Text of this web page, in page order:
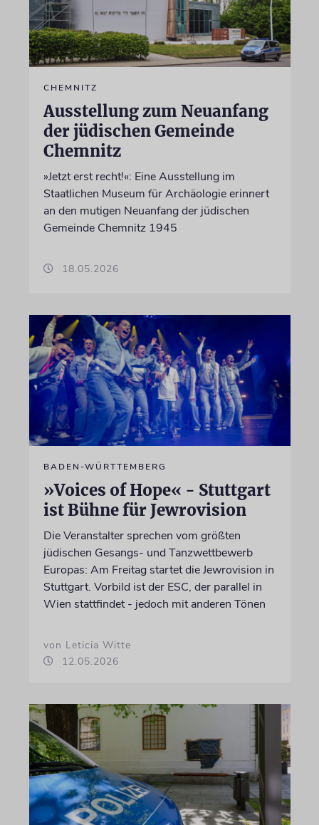
CHEMNITZ
Ausstellung zum Neuanfang
der jüdischen Gemeinde
Chemnitz
»Jetzt erst recht!«: Eine Ausstellung im
Staatlichen Museum für Archäologie erinnert
an den mutigen Neuanfang der jüdischen
Gemeinde Chemnitz 1945
18.05.2026
BADEN-WÜRTTEMBERG
»Voices of Hope« - Stuttgart
ist Bühne für Jewrovision
Die Veranstalter sprechen vom größten
jüdischen Gesangs- und Tanzwettbewerb
Europas: Am Freitag startet die Jewrovision in
Stuttgart. Vorbild ist der ESC, der parallel in
Wien stattfindet - jedoch mit anderen Tönen
von Leticia Witte
12.05.2026